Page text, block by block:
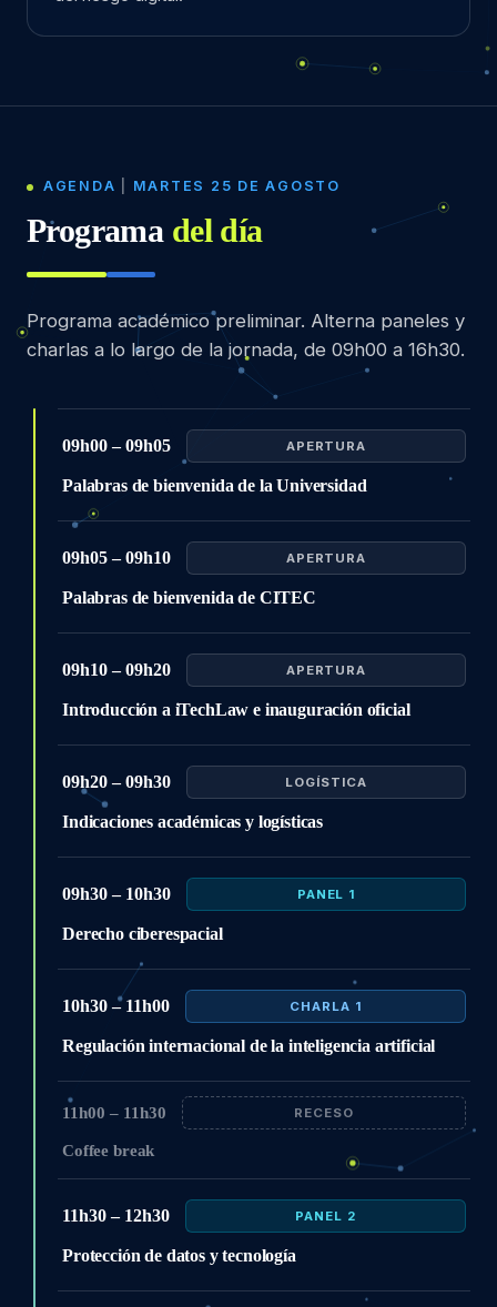
AGENDA MARTES 25 DE AGOSTO
Programa del día
Programa académico preliminar. Alterna paneles y
charlas a lo largo de la jornada, de 09h00 a 16h30.
09h00 – 09h05 APERTURA
Palabras de bienvenida de la Universidad
09h05 – 09h10 APERTURA
Palabras de bienvenida de CITEC
09h10 – 09h20 APERTURA
Introducción a iTechLaw e inauguración oficial
09h20 – 09h30 LOGÍSTICA
Indicaciones académicas y logísticas
09h30 – 10h30 PANEL 1
Derecho ciberespacial
10h30 – 11h00 CHARLA 1
Regulación internacional de la inteligencia artificial
11h00 – 11h30 RECESO
Coffee break
11h30 – 12h30 PANEL 2
Protección de datos y tecnología